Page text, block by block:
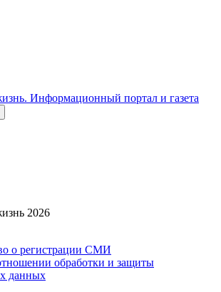
2026
о регистрации СМИ
обработки и защиты
данных